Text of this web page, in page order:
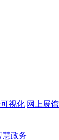
视化 网上展馆
慧政务